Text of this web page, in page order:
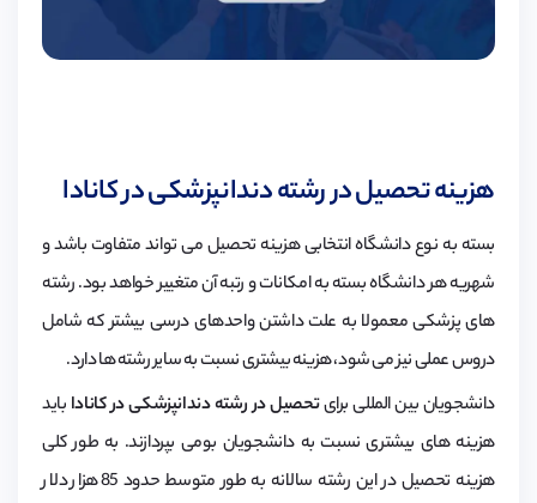
هزینه تحصیل در رشته دندانپزشکی در کانادا
بسته به نوع دانشگاه انتخابی هزینه تحصیل می تواند متفاوت باشد و
شهریه هر دانشگاه بسته به امکانات و رتبه آن متغییر خواهد بود. رشته
های پزشکی معمولا به علت داشتن واحدهای درسی بیشتر که شامل
دروس عملی نیز می شود، هزینه بیشتری نسبت به سایر رشته ها دارد.
دانشجویان بین المللی برایتحصیل در رشته دندانپزشکی در کانادا باید
هزینه های بیشتری نسبت به دانشجویان بومی بپردازند. به طور کلی
هزینه تحصیل در این رشته سالانه به طور متوسط حدود 85 هزار دلار